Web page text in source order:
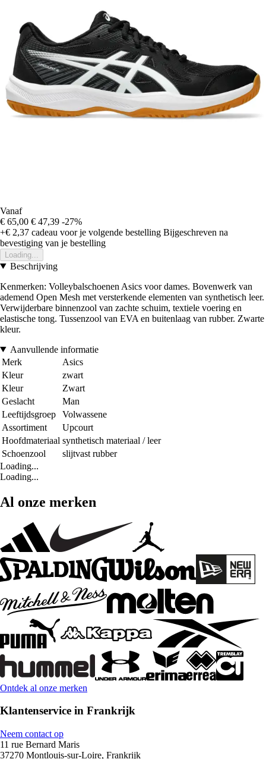
Vanaf
€ 65,00 € 47,39 -27%
+€ 2,37 cadeau voor je volgende bestelling Bijgeschreven na
bevestiging van je bestelling
Loading...
Beschrijving
Kenmerken: Volleybalschoenen Asics voor dames. Bovenwerk van
ademend Open Mesh met versterkende elementen van synthetisch leer.
Verwijderbare binnenzool van zachte schuim, textiele voering en
elastische tong. Tussenzool van EVA en buitenlaag van rubber. Zwarte
kleur.
Aanvullende informatie
Merk
Asics
Kleur
zwart
Kleur
Zwart
Geslacht
Man
Leeftijdsgroep
Volwassene
Assortiment
Upcourt
Hoofdmateriaal synthetisch materiaal / leer
Schoenzool
slijtvast rubber
Loading...
Loading...
Al onze merken
Ontdek al onze merken
Klantenservice in Frankrijk
Neem contact op
11 rue Bernard Maris
37270 Montlouis-sur-Loire, Frankrijk